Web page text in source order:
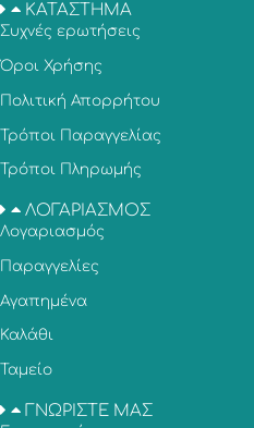
ΚΑΤΑΣΤΗΜΑ
Συχνές ερωτήσεις
Όροι Χρήσης
Πολιτική Απορρήτου
Τρόποι Παραγγελίας
Τρόποι Πληρωμής
ΛΟΓΑΡΙΑΣΜΟΣ
Λογαριασμός
Παραγγελίες
Αγαπημένα
Καλάθι
Ταμείο
ΓΝΩΡΙΣΤΕ ΜΑΣ